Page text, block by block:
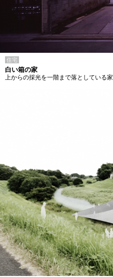
住宅
白い箱の家
上からの採光を一階まで落としている家